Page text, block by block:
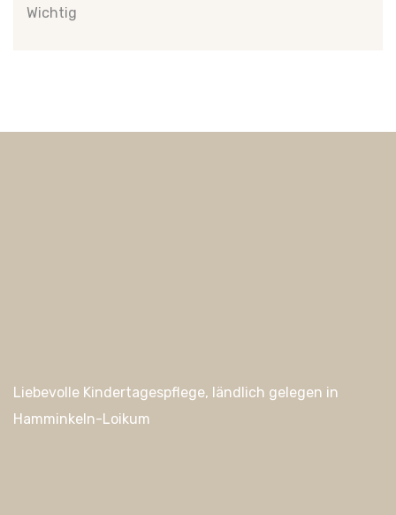
Wichtig
Liebevolle Kindertagespflege, ländlich gelegen in
Hamminkeln-Loikum